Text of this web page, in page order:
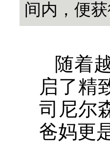
间内，便
随着
启了精
司尼尔
爸妈更